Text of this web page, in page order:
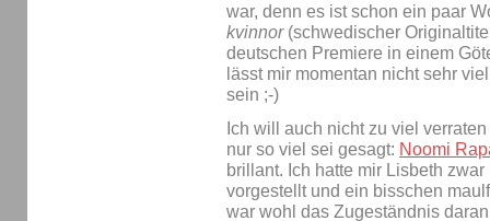
war, denn es ist schon ein paar
kvinnor(schwedischer
deutschen Premiere in einem
lässt mir momentan nicht sehr
sein ;-)
Ich will auch nicht zu viel
nur so viel sei gesagt: Noomi
brillant. Ich hatte mir Lisbeth
vorgestellt und ein bisschen
war wohl das Zugeständnis